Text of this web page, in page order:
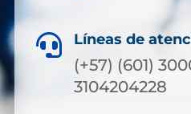
 Líneas de
(+57) (601)
3104204228